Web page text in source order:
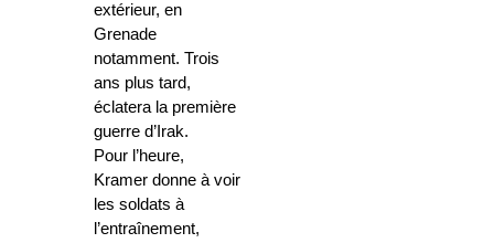
extérieur, en
Grenade
notamment. Trois
ans plus tard,
éclatera la première
guerre d’Irak.
Pour l’heure,
Kramer donne à voir
les soldats à
l’entraînement,